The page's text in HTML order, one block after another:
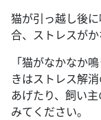
猫が引っ越し後
合、ストレスがか
「猫がなかなか
きはストレス解
あげたり、飼い
みてください。